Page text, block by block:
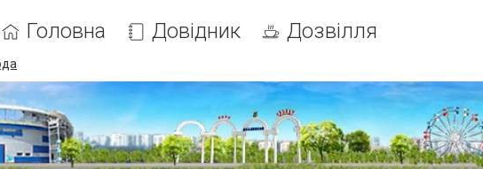
Головна Довідник Дозвілля